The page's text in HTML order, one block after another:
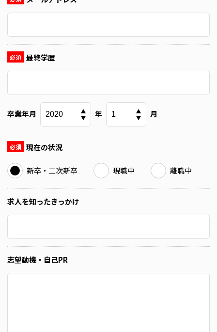
必須 最終学歴
卒業年月 年 月
必須 現在の状況
新卒・二次新卒 現職中 離職中
求人を知ったきっかけ
志望動機・自己PR